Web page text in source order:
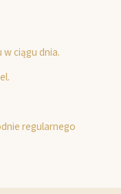
w ciągu dnia.
regularnego